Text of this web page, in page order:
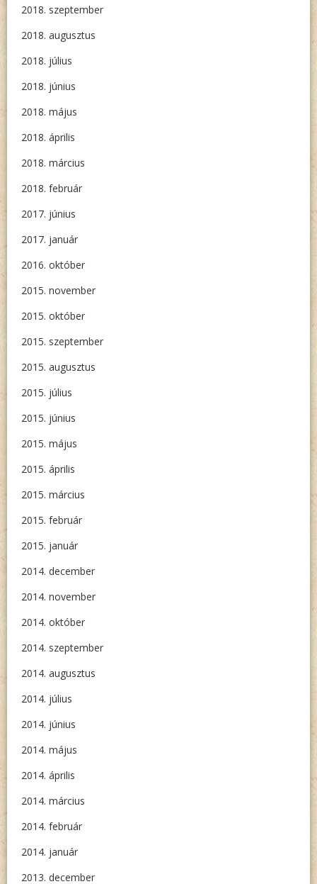
2018. szeptember
2018. augusztus
2018. július
2018. június
2018. május
2018. április
2018. március
2018. február
2017. június
2017. január
2016. október
2015. november
2015. október
2015. szeptember
2015. augusztus
2015. július
2015. június
2015. május
2015. április
2015. március
2015. február
2015. január
2014. december
2014. november
2014. október
2014. szeptember
2014. augusztus
2014. július
2014. június
2014. május
2014. április
2014. március
2014. február
2014. január
2013. december